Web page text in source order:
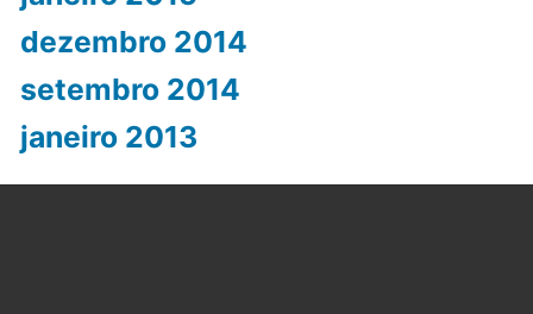
dezembro 2014
setembro 2014
janeiro 2013